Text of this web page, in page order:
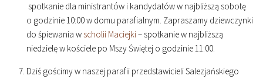
spotkanie dla ministrantów i kandydatów w najbliższą sobotę
o godzinie10:00w domu parafialnym. Zapraszamy dziewczynki
do śpiewania w scholii Maciejki– spotkanie w najbliższą
niedzielę w kościele po Mszy Świętej o godzinie11:00.
Dziś gościmy w naszej parafii przedstawicieli Salezjańskiego